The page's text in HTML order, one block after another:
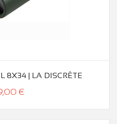
8X34 | LA DISCRÈTE
€